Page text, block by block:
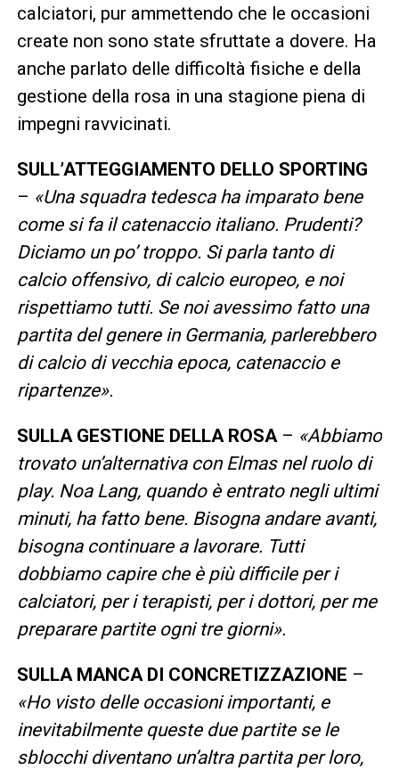
calciatori, pur ammettendo che le occasioni
create non sono state sfruttate a dovere. Ha
anche parlato delle difficoltà fisiche e della
gestione della rosa in una stagione piena di
impegni ravvicinati.
SULL’ATTEGGIAMENTO DELLO SPORTING
– «Una squadra tedesca ha imparato bene
come si fa il catenaccio italiano. Prudenti?
Diciamo un po’ troppo. Si parla tanto di
calcio offensivo, di calcio europeo, e noi
rispettiamo tutti. Se noi avessimo fatto una
partita del genere in Germania, parlerebbero
di calcio di vecchia epoca, catenaccio e
ripartenze».
SULLA GESTIONE DELLA ROSA– «Abbiamo
trovato un’alternativa con Elmas nel ruolo di
play. Noa Lang, quando è entrato negli ultimi
minuti, ha fatto bene. Bisogna andare avanti,
bisogna continuare a lavorare. Tutti
dobbiamo capire che è più difficile per i
calciatori, per i terapisti, per i dottori, per me
preparare partite ogni tre giorni».
SULLA MANCA DI CONCRETIZZAZIONE –
«Ho visto delle occasioni importanti, e
inevitabilmente queste due partite se le
sblocchi diventano un’altra partita per loro,